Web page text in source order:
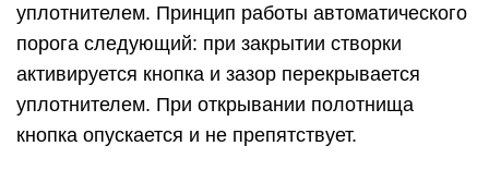
уплотнителем. Принцип работы автоматического
порога следующий: при закрытии створки
активируется кнопка и зазор перекрывается
уплотнителем. При открывании полотнища
кнопка опускается и не препятствует.